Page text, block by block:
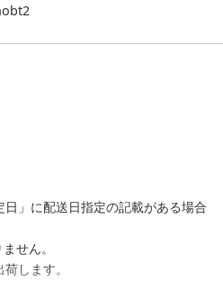
日」に配送日指定の記載がある場合
せん。
します。